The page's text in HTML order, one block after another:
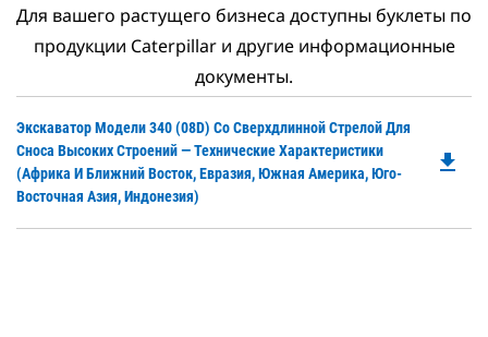
Для вашего растущего бизнеса доступны буклеты по
продукции Caterpillar и другие информационные
документы.
Экскаватор Модели 340 (08D) Со Сверхдлинной Стрелой Для
Сноса Высоких Строений — Технические Характеристики
(Африка И Ближний Восток, Евразия, Южная Америка, Юго-
Восточная Азия, Индонезия)
file_download